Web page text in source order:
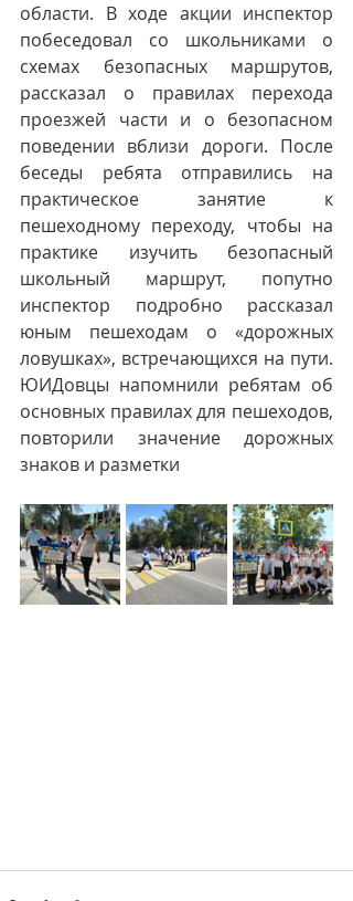
области. В ходе акции инспектор
побеседовал со школьниками о
схемах безопасных маршрутов,
рассказал о правилах перехода
проезжей части и о безопасном
поведении вблизи дороги. После
беседы ребята отправились на
практическое занятие к
пешеходному переходу, чтобы на
практике изучить безопасный
школьный маршрут, попутно
инспектор подробно рассказал
юным пешеходам о «дорожных
ловушках», встречающихся на пути.
ЮИДовцы напомнили ребятам об
основных правилах для пешеходов,
повторили значение дорожных
знаков и разметки